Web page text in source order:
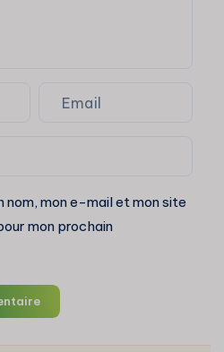
nom, mon e-mail et mon site
mon prochain